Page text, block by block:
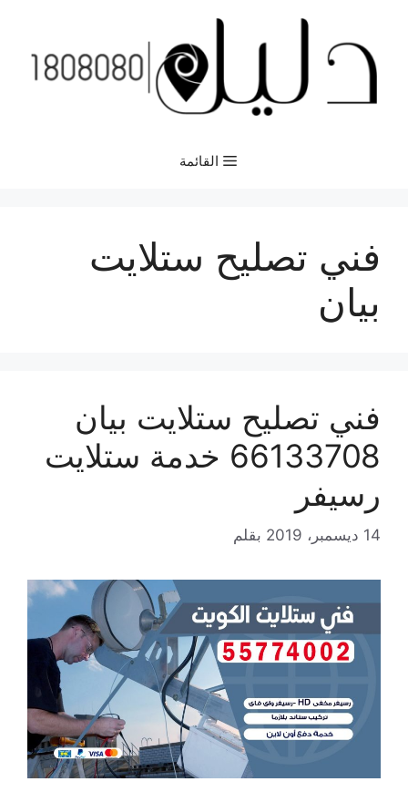
المحتوى
القائمة
فني تصليح ستلايت
بيان
فني تصليح ستلايت بيان
66133708 خدمة ستلايت
رسيفر
14 ديسمبر، 2019 بقلم